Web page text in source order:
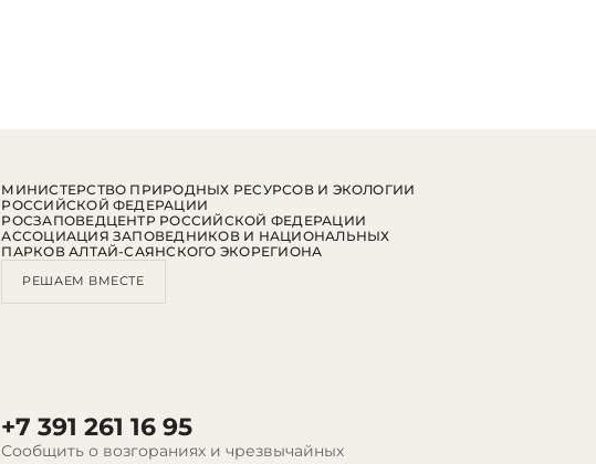
+7 391 261 16 95
Сообщить о возгораниях и чрезвычайных
МИНИСТЕРСТВО ПРИРОДНЫХ РЕСУРСОВ И ЭКОЛОГИИ
РОССИЙСКОЙ ФЕДЕРАЦИИ
РОСЗАПОВЕДЦЕНТР РОССИЙСКОЙ ФЕДЕРАЦИИ
АССОЦИАЦИЯ ЗАПОВЕДНИКОВ И НАЦИОНАЛЬНЫХ
ПАРКОВ АЛТАЙ-САЯНСКОГО ЭКОРЕГИОНА
РЕШАЕМ ВМЕСТЕ